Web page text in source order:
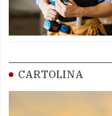
CARTOLINA